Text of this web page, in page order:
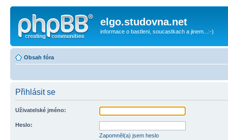
elgo.studovna.net
informace o bastleni, soucastkach a jinem...:-)
Obsah fóra
Přihlásit se
Uživatelské jméno:
Heslo:
Zapomněl(a) jsem heslo